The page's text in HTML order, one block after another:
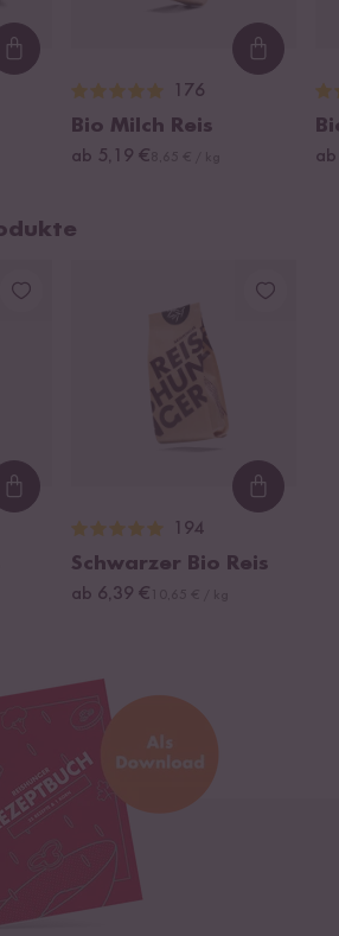
Loading...
176
Bio Milch Reis
ab 5,19 €
Loading...
194
Schwarzer Bio Reis
ab 6,39 €